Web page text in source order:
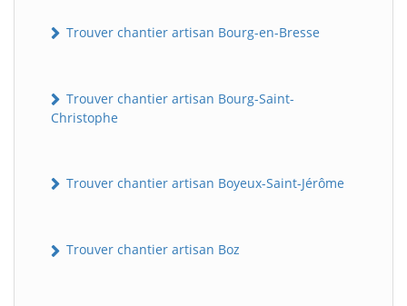
Trouver chantier artisan Bourg-en-Bresse
Trouver chantier artisan Bourg-Saint-
Christophe
Trouver chantier artisan Boyeux-Saint-Jérôme
Trouver chantier artisan Boz